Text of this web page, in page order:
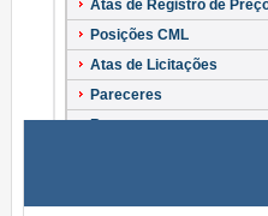
Atas de Registro de
Posições CML
Atas de Licitações
Pareceres
Recursos